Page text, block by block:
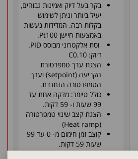
בקר בעל דיוק ואמינות גבוהים,
יעיל ביותר וניתן לשימוש
בקלות רבה. המדידות נעשות
באמצעות חיישן Pt100
.
וסת אלקטרוני מבוסס PID
.
דיוק: 0.10
C
הצגת ערך טמפרטורת
הקביעה (setpoint) וערך
הטמפרטורה הנמדדת.
כולל טיימר: מדקה אחת עד
99 שעות ו- 59 דקות.
הצגת קצב שינוי טמפרטורה
(
Heat ramp
)
קוצב זמן חימום מ- 0 עד 99
שעות 59 דקות.